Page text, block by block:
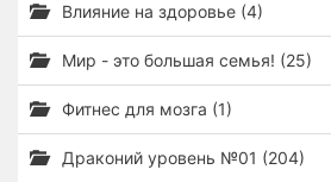
Влияние на здоровье (4)
Мир - это большая семья! (25)
Фитнес для мозга (1)
Драконий уровень №01 (204)